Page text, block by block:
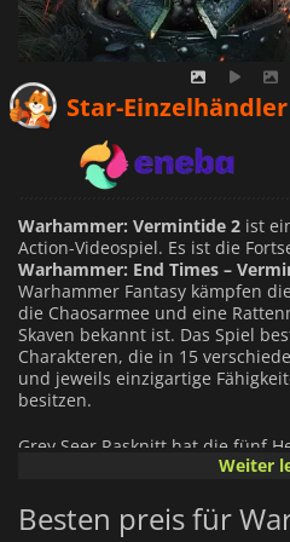
Star-Einzelhändler
Warhammer: Vermintide 2 ist
Action-Videospiel. Es ist die
Warhammer: End Times –
Warhammer Fantasy kämpfen
die Chaosarmee und eine
Skaven bekannt ist. Das Spiel
Charakteren, die in 15
und jeweils einzigartige
besitzen.
Grey Seer Rasknitt hat die fünf
erfolgreich erobert. Ohne die
baut ein massives Portal, das als
den Chaos-Champion Bödvarr
Weiter
Besten preis für